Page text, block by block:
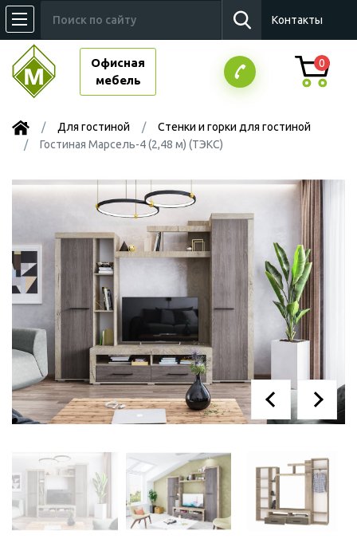
Контакты
Офисная
мебель
0
Для гостиной
Стенки и горки для гостиной
Гостиная Марсель-4 (2,48 м) (ТЭКС)